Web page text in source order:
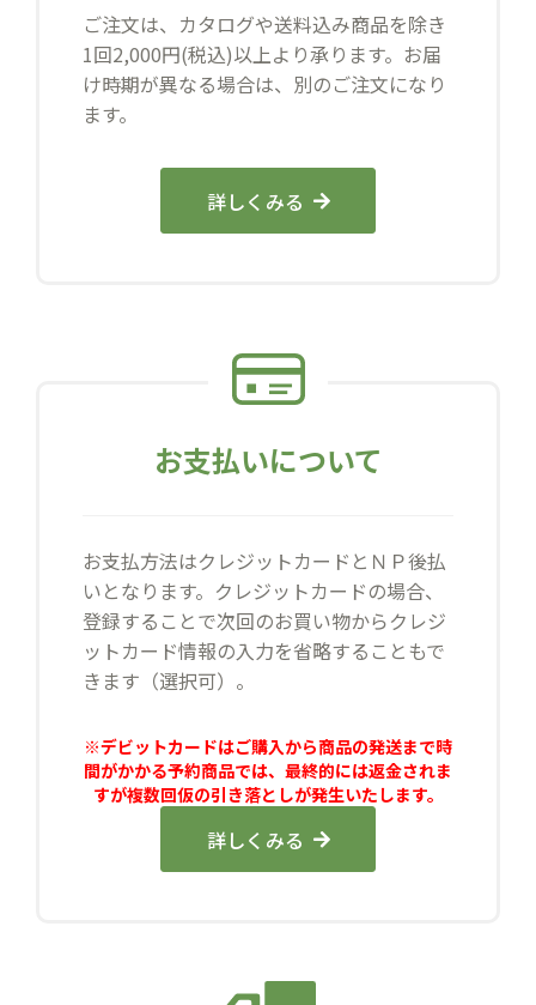
ご注文は、カタログや送料込み商品を除き
1回2,000円(税込)以上より承ります。お届
け時期が異なる場合は、別のご注文になり
ます。
詳しくみる
お支払いについて
お支払方法はクレジットカードとＮＰ後払
いとなります。クレジットカードの場合、
登録することで次回のお買い物からクレジ
ットカード情報の入力を省略することもで
きます（選択可）。
※デビットカードはご購入から商品の発送まで時
間がかかる予約商品では、最終的には返金されま
すが複数回仮の引き落としが発生いたします。
詳しくみる